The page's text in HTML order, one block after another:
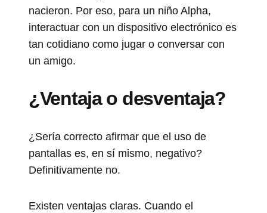
nacieron. Por eso, para un niño Alpha,
interactuar con un dispositivo electrónico es
tan cotidiano como jugar o conversar con
un amigo.
¿Ventaja o desventaja?
¿Sería correcto afirmar que el uso de
pantallas es, en sí mismo, negativo?
Definitivamente no.
Existen ventajas claras. Cuando el